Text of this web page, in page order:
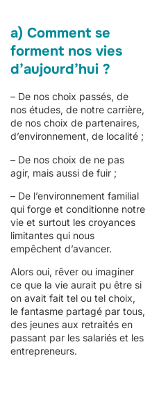
a) Comment se
forment nos vies
d’aujourd’hui ?
– De nos choix passés, de
nos études, de notre carrière,
de nos choix de partenaires,
d’environnement, de localité ;
– De nos choix de ne pas
agir, mais aussi de fuir ;
– De l’environnement familial
qui forge et conditionne notre
vie et surtout les croyances
limitantes qui nous
empêchent d’avancer.
Alors oui, rêver ou imaginer
ce que la vie aurait pu être si
on avait fait tel ou tel choix,
le fantasme partagé par tous,
des jeunes aux retraités en
passant par les salariés et les
entrepreneurs.